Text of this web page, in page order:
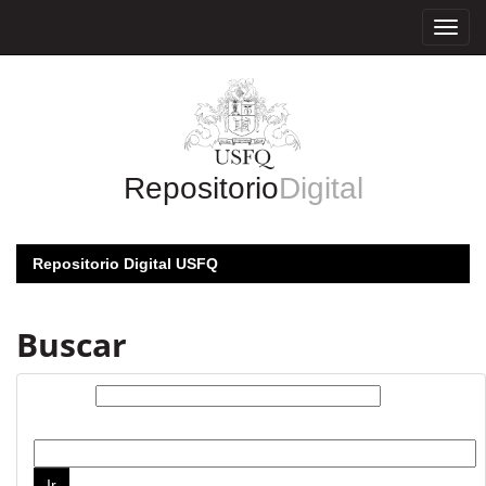
RepositorioDigital
Repositorio Digital USFQ
Buscar